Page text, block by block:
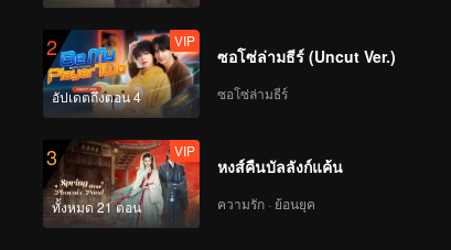
257
VIP VIP
259
261
VIP
262
2
อัปเดตถึงตอน 4
VIP
ซอโซ่ล่ามธีร์ (Uncut Ver.)
ซอโซ่ล่ามธีร์
3
ทั้งหมด 21 ตอน
VIP
หงส์คืนบัลลังก์แค้น
ความรัก · ย้อนยุค